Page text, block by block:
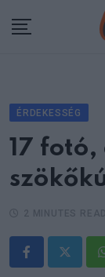
ÉRDEKESSÉG
17 fotó,